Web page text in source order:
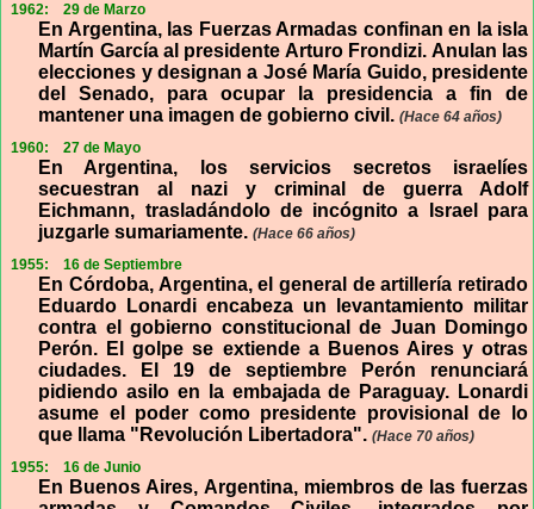
1962:
29 de Marzo
En Argentina, las Fuerzas Armadas confinan en la isla
Martín García al presidente Arturo Frondizi. Anulan las
elecciones y designan a José María Guido, presidente
del Senado, para ocupar la presidencia a fin de
mantener una imagen de gobierno civil.(Hace 64 años)
1960:
27 de Mayo
En Argentina, los servicios secretos israelíes
secuestran al nazi y criminal de guerra Adolf
Eichmann, trasladándolo de incógnito a Israel para
juzgarle sumariamente.(Hace 66 años)
1955:
16 de Septiembre
En Córdoba, Argentina, el general de artillería retirado
Eduardo Lonardi encabeza un levantamiento militar
contra el gobierno constitucional de Juan Domingo
Perón. El golpe se extiende a Buenos Aires y otras
ciudades. El 19 de septiembre Perón renunciará
pidiendo asilo en la embajada de Paraguay. Lonardi
asume el poder como presidente provisional de lo
que llama "Revolución Libertadora".(Hace 70 años)
1955:
16 de Junio
En Buenos Aires, Argentina, miembros de las fuerzas